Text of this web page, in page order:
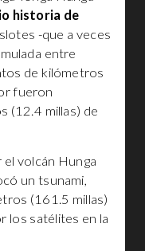
historia de
-que a veces
entre
de kilómetros
fueron
(12.4 millas) de
volcán Hunga
un tsunami,
(161.5 millas)
los satélites en la